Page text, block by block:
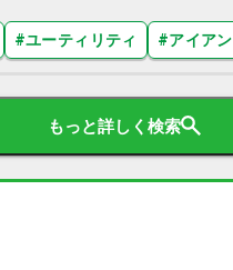
#ユーティリティ #アイアン
もっと詳しく検索